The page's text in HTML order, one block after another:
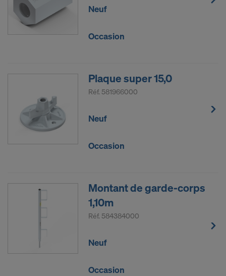
Neuf
Occasion
Plaque super 15,0
Réf. 581966000
Neuf
Occasion
Montant de garde-corps
1,10m
Réf. 584384000
Neuf
Occasion